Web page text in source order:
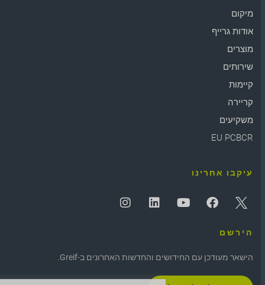
מיקום
אודות גרייף
מוצרים
שירותים
קיימות
קריירה
משקיעים
EU PCBCR
עיקבו אחרינו
הירשם
הישאר מעודכן עם החידושים והחדשות האחרונים ב-Greif.